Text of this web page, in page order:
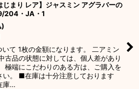
じまり レア】ジャスミン アグラバーの
・JA・1
)
て 1枚の金額になります。 二アミン
古品の状態に対しては、個人差があり
極端にこだわりのある方は、ご購入を
い。 ■在庫は十分注意しております
庫…